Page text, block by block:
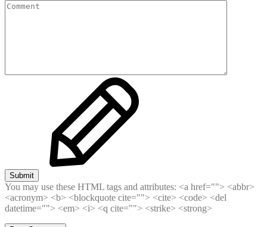
Submit
You may use these HTML tags and attributes: <a href=""> <abbr>
<acronym> <b> <blockquote cite=""> <cite> <code> <del
datetime=""> <em> <i> <q cite=""> <strike> <strong>